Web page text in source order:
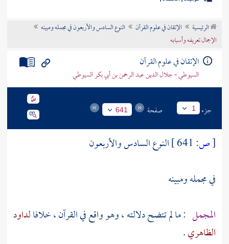
موضوعي
تراجم الأعلام
الرئيسية الإتقان في علوم القرآن
النوع السادس والأربعون في مجمله ومبينه
الإجمال تعريفه وأسبابه
الإتقان في علوم القرآن
السيوطي - جلال الدين عبد الرحمن بن أبي بكر السيوطي
جزء 1 صفحة 641
[ص:
النوع السادس والأربعون
في مجمله ومبينه
المجمل : ما لم تتضح دلالته ، وهو واقع في القرآن ، خلافالداود
الظاهري.